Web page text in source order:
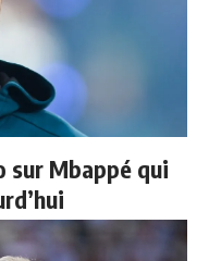
sur Mbappé qui